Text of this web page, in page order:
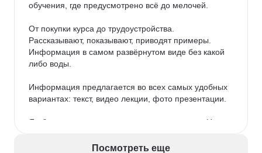
обучения, где предусмотрено всё до мелочей.
От покупки курса до трудоустройства.
Рассказывают, показывают, приводят примеры.
Информация в самом развёрнутом виде без какой
либо воды.
Информация предлагается во всех самых удобных
вариантах: текст, видео лекции, фото презентации.
Я обучаюсь на курсе сценарного мастерства. На
лекции, презентации, а также текстовый формат.
Посмотреть еще